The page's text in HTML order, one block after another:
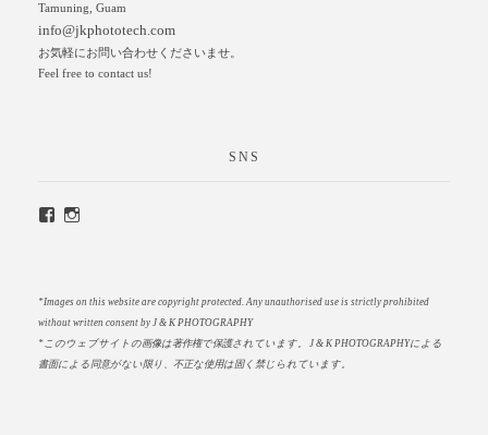
Tamuning, Guam
info@jkphototech.com
お気軽にお問い合わせくださいませ。
Feel free to contact us!
SNS
*Images on this website are copyright protected. Any unauthorised use is strictly prohibited
without written consent by J & K PHOTOGRAPHY
*このウェブサイトの画像は著作権で保護されています。
J & K PHOTOGRAPHYによる
書面による同意がない限り、不正な使用は固く禁じられています。